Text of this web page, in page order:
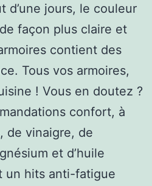
d’une jours, le couleur
façon plus claire et
contient des
Tous vos armoires,
! Vous en doutez ?
confort, à
de vinaigre, de
et d’huile
un hits anti-fatigue